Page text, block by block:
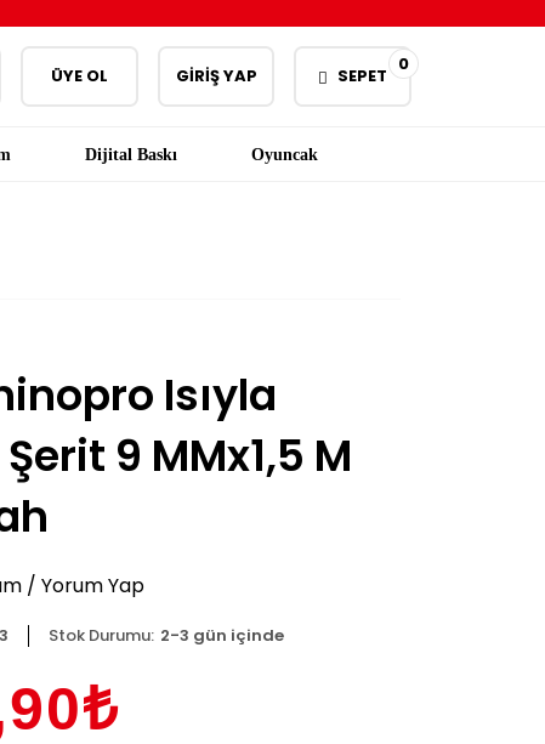
ÜYE OL GİRİŞ YAP SEPET
0
Dijital Baskı Oyuncak
Isıyla
9 MMx1,5 M
/ Yorum Yap
Stok Durumu: 2-3 gün içinde